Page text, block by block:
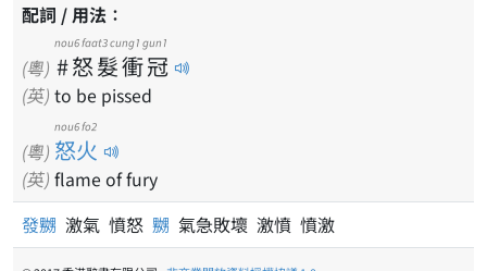
配詞 / 用法：
(粵) #怒髮衝冠
nou6 faat3 cung1 gun1
(英) to be pissed
(粵) 怒火
nou6 fo2
(英) flame of fury
發嬲 激氣 憤怒 嬲 氣急敗壞 激憤 憤激